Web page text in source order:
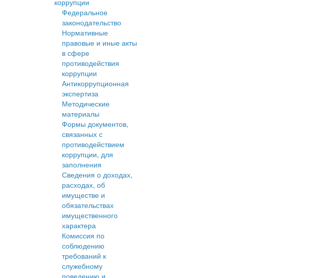
коррупции
Федеральное
законодательство
Нормативные
правовые и иные акты
в сфере
противодействия
коррупции
Антикоррупционная
экспертиза
Методические
материалы
Формы документов,
связанных с
противодействием
коррупции, для
заполнения
Сведения о доходах,
расходах, об
имуществе и
обязательствах
имущественного
характера
Комиссия по
соблюдению
требований к
служебному